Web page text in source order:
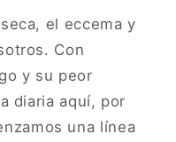
el eccema y
Con
y su peor
diaria aquí, por
una línea